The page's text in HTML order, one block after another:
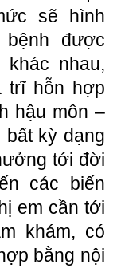
sẽ hình
được
nhau,
trĩ hỗn hợp
hậu môn –
kỳ dạng
tới đời
các biến
em cần tới
khám, có
bằng nội